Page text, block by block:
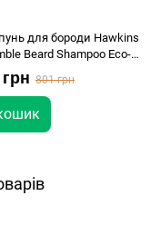
для бороди Hawkins
Beard Shampoo Eco-
300мл
801 грн